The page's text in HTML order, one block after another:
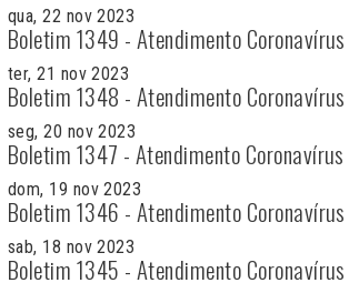
qua, 22 nov 2023
Boletim 1349 - Atendimento Coronavírus
ter, 21 nov 2023
Boletim 1348 - Atendimento Coronavírus
seg, 20 nov 2023
Boletim 1347 - Atendimento Coronavírus
dom, 19 nov 2023
Boletim 1346 - Atendimento Coronavírus
sab, 18 nov 2023
Boletim 1345 - Atendimento Coronavírus